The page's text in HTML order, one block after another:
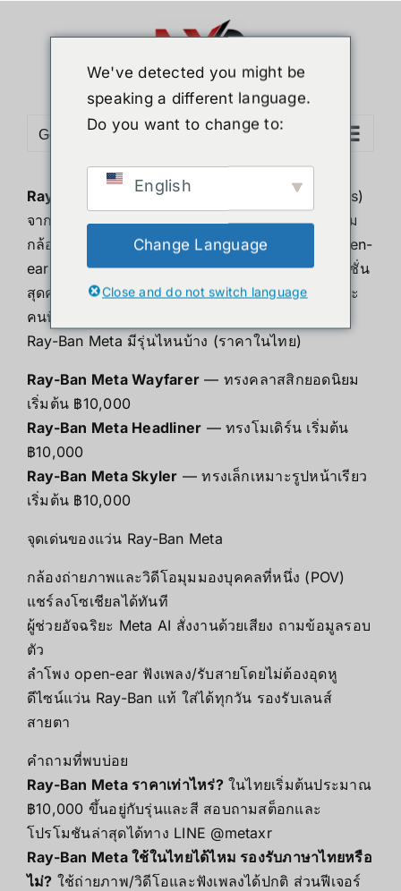
Go to...
Ray-Ban Meta
คือแว่นตาอัจฉริยะ (Smart Glasses)
จากความร่วมมือระหว่าง Ray-Ban และ Meta ที่รวม
กล้องถ่ายภาพ/วิดีโอมุมมองบุคคลที่หนึ่ง ลำโพง open-
ear และผู้ช่วยอัจฉริยะMeta AIไว้ในดีไซน์แว่นแฟชั่น
สุดคลาสสิก เหมาะสำหรับครีเอเตอร์ นักเดินทาง และ
คนที่อยากถ่ายคอนเทนต์แบบแฮนด์ฟรี
Ray-Ban Meta มีรุ่นไหนบ้าง (ราคาในไทย)
Ray-Ban Meta Wayfarer — ทรงคลาสสิกยอดนิยม
เริ่มต้น ฿10,000
Ray-Ban Meta Headliner — ทรงโมเดิร์น เริ่มต้น
฿10,000
Ray-Ban Meta Skyler — ทรงเล็กเหมาะรูปหน้าเรียว
เริ่มต้น ฿10,000
จุดเด่นของแว่น Ray-Ban Meta
กล้องถ่ายภาพและวิดีโอมุมมองบุคคลที่หนึ่ง (POV)
แชร์ลงโซเชียลได้ทันที
ผู้ช่วยอัจฉริยะ Meta AI สั่งงานด้วยเสียง ถามข้อมูลรอบ
ตัว
ลำโพง open-ear ฟังเพลง/รับสายโดยไม่ต้องอุดหู
ดีไซน์แว่น Ray-Ban แท้ ใส่ได้ทุกวัน รองรับเลนส์
สายตา
คำถามที่พบบ่อย
Ray-Ban Meta ราคาเท่าไหร่?ในไทยเริ่มต้นประมาณ
฿10,000 ขึ้นอยู่กับรุ่นและสี สอบถามสต็อกและ
โปรโมชันล่าสุดได้ทาง LINE @metaxr
Ray-Ban Meta ใช้ในไทยได้ไหม รองรับภาษาไทยหรือ
ไม่? ใช้ถ่ายภาพ/วิดีโอและฟังเพลงได้ปกติ ส่วนฟีเจอร์
We've detected you might be
speaking a different language.
Do you want to change to:
English
Change Language
Close and do not switch language